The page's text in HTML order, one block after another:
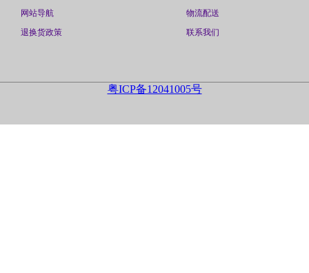
网站导航
物流配送
退换货政策
联系我们
粤ICP备12041005号